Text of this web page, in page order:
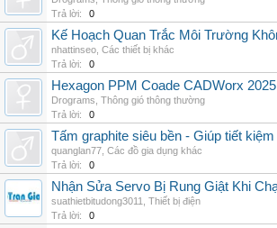
Trả lời:
0
Kế Hoạch Quan Trắc Môi Trường
nhattinseo Các thiết bị khác
Trả lời:
0
Hexagon PPM Coade CADWorx
Drograms Thông gió thông thường
Trả lời:
0
Tấm graphite siêu bền - Giúp tiết
quanglan77 Các đồ gia dụng khác
Trả lời:
0
Nhận Sửa Servo Bị Rung Giật Khi
suathietbitudong3011
Thiết bị điện
Trả lời:
0